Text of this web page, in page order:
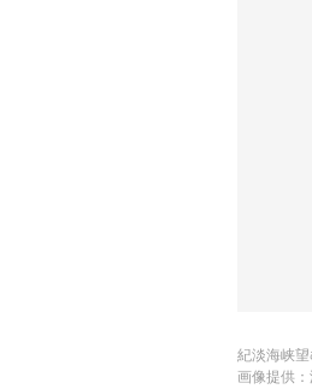
紀淡海峡
画像提供